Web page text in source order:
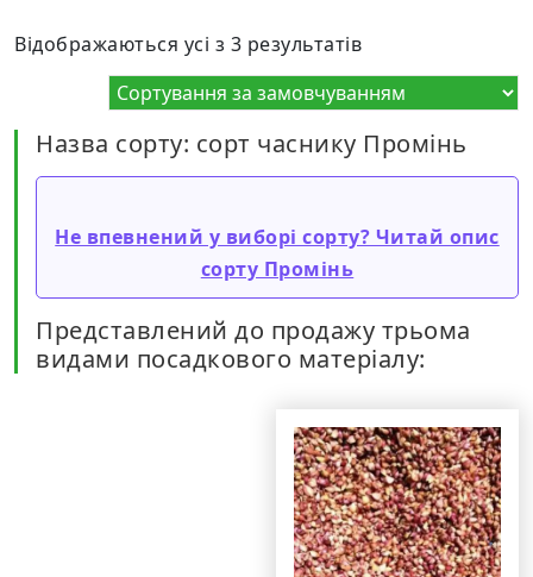
Відображаються усі з 3 результатів
Назва сорту: сорт часнику Промінь
Не впевнений у виборі сорту? Читай опис
сорту Промінь
Представлений до продажу трьома
видами посадкового матеріалу: